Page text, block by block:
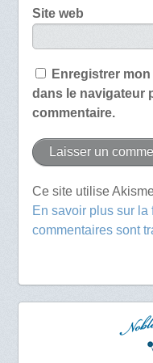
Site web
Enregistrer
dans le navigateur
commentaire.
Ce site utilise
En savoir plus sur
commentaires sont